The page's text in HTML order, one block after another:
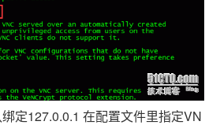
定127.0.0.1 在配置文件里指定VN